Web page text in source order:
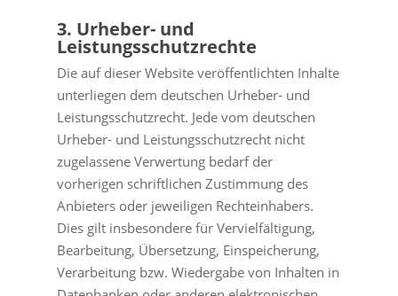
3. Urheber- und
Leistungsschutzrechte
Die auf dieser Website veröffentlichten Inhalte
unterliegen dem deutschen Urheber- und
Leistungsschutzrecht. Jede vom deutschen
Urheber- und Leistungsschutzrecht nicht
zugelassene Verwertung bedarf der
vorherigen schriftlichen Zustimmung des
Anbieters oder jeweiligen Rechteinhabers.
Dies gilt insbesondere für Vervielfältigung,
Bearbeitung, Übersetzung, Einspeicherung,
Verarbeitung bzw. Wiedergabe von Inhalten in